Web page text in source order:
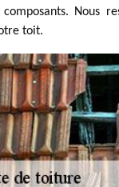
Nous
toit.